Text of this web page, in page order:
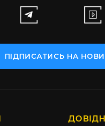
ПІДПИСАТИСЬ НА